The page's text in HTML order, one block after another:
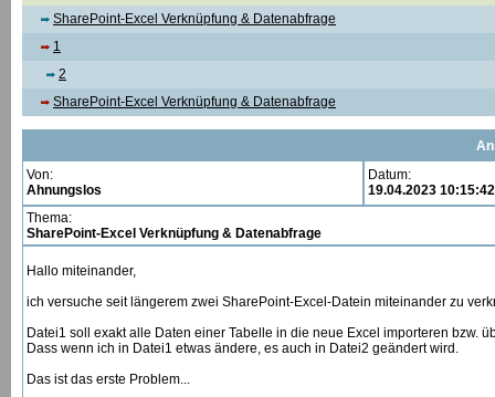
SharePoint-Excel Verknüpfung & Datenabfrage
1
2
SharePoint-Excel Verknüpfung & Datenabfrage
Von:
Ahnungslos
Datum:
19.04.2023 10:15:42
Thema:
SharePoint-Excel Verknüpfung & Datenabfrage
Hallo miteinander,
ich versuche seit längerem zwei SharePoint-Excel-Datein miteinander zu
Datei1 soll exakt alle Daten einer Tabelle in die neue Excel importeren bzw.
Dass wenn ich in Datei1 etwas ändere, es auch in Datei2 geändert wird.
Das ist das erste Problem...